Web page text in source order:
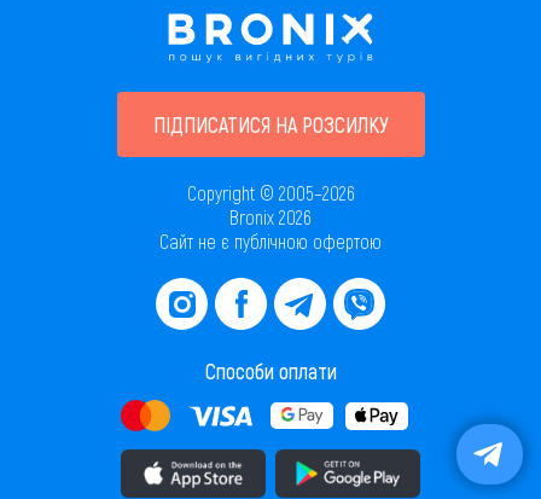
ПІДПИСАТИСЯ НА РОЗСИЛКУ
Copyright © 2005–2026
Bronix 2026
Сайт не є публічною офертою
Способи оплати
Завантажити додаток в AppStore Завантажити додаток в PlayMarket